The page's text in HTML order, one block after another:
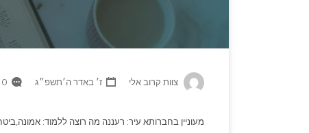
צוות קרוב אלי ז׳ באדר ה׳תשפ״ג 0 Comments
מעוניין בחברותא עיר: רעננה מה רוצה ללמוד: